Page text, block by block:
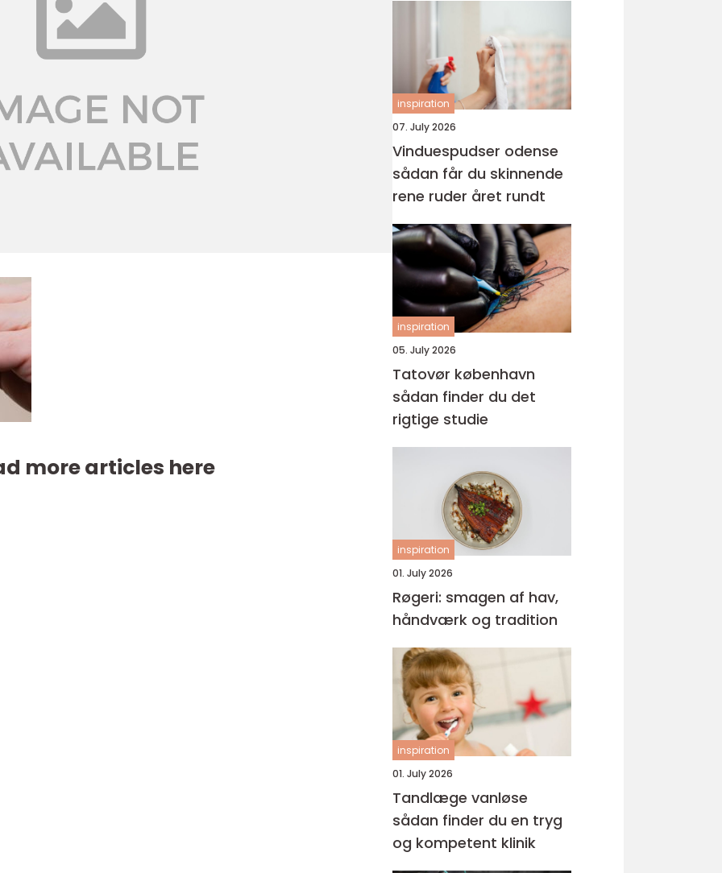
more articles here
inspiration
07. July 2026
Vinduespudser odense
sådan får du skinnende
rene ruder året rundt
inspiration
05. July 2026
Tatovør københavn
sådan finder du det
rigtige studie
inspiration
01. July 2026
Røgeri: smagen af hav,
håndværk og tradition
inspiration
01. July 2026
Tandlæge vanløse
sådan finder du en tryg
og kompetent klinik